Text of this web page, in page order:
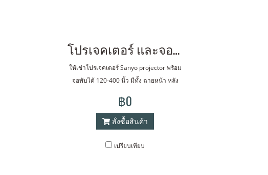
โปรเจคเตอร์ และจอพับให้เช่า 120-400 นิ้ว ฉายหน้า และ ฉายหลัง
ให้เช่าโปรเจคเตอร์ Sanyo projector พร้อม
จอพับได้ 120-400 นิ้ว มีทั้ง ฉายหน้า หลัง
ต้องการ ขนาด 2200 ANSI Lumens +
ขนาด 120 นิ้ว (1.8x2.40 เมตร) ค่าเช่า
call บาท /วัน ขนาด 4500 ANSI Lumens +
ขนาด 150 นิ้ว (2.40x3.20 เมตร) ค่า
฿0
สั่งซื้อสินค้า
เปรียบเทียบ